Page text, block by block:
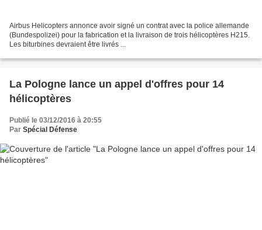
Airbus Helicopters annonce avoir signé un contrat avec la police allemande
(Bundespolizei) pour la fabrication et la livraison de trois hélicoptères H215.
Les biturbines devraient être livrés ...
La Pologne lance un appel d'offres pour 14
hélicoptères
Publié le 03/12/2016 à 20:55
Par Spécial Défense